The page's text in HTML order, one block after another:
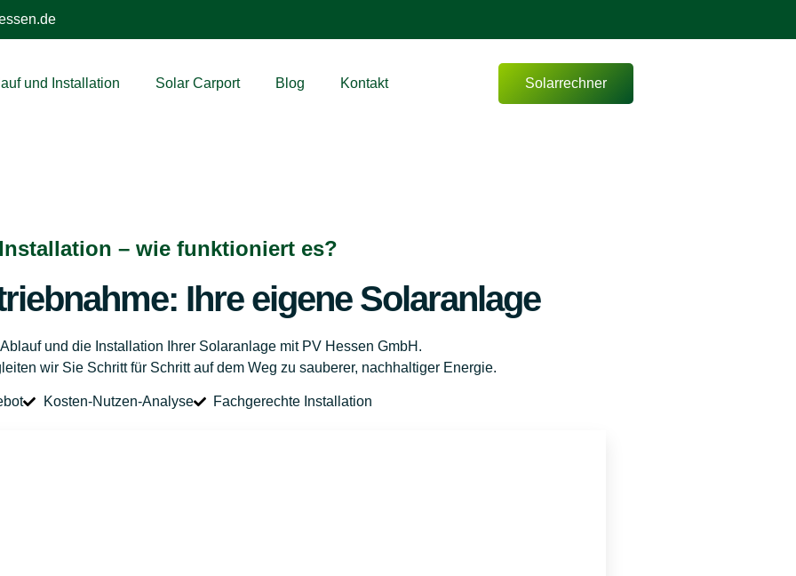
und Installation Solar Carport Blog Kontakt Solarrechner
– wie funktioniert es?
Ihre eigene Solaranlage
und die Installation Ihrer Solaranlage mit PV Hessen GmbH.
wir Sie Schritt für Schritt auf dem Weg zu sauberer, nachhaltiger Energie.
Kosten-Nutzen-Analyse Fachgerechte Installation